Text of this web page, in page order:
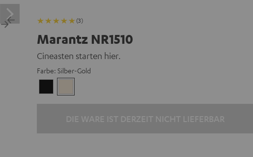
(3)
Marantz NR1510
Cineasten starten hier.
Farbe: Silber-Gold
Gold